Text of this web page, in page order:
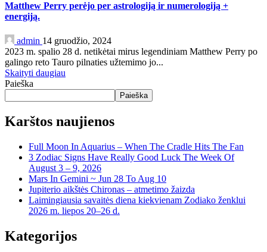
Matthew Perry perėjo per astrologiją ir numerologiją +
energiją.
admin 14 gruodžio, 2024
2023 m. spalio 28 d. netikėtai mirus legendiniam Matthew Perry po
galingo reto Tauro pilnaties užtemimo jo...
Skaityti daugiau
Paieška
Paieška
Karštos naujienos
Full Moon In Aquarius – When The Cradle Hits The Fan
3 Zodiac Signs Have Really Good Luck The Week Of
August 3 – 9, 2026
Mars In Gemini ~ Jun 28 To Aug 10
Jupiterio aikštės Chironas – atmetimo žaizda
Laimingiausia savaitės diena kiekvienam Zodiako ženklui
2026 m. liepos 20–26 d.
Kategorijos